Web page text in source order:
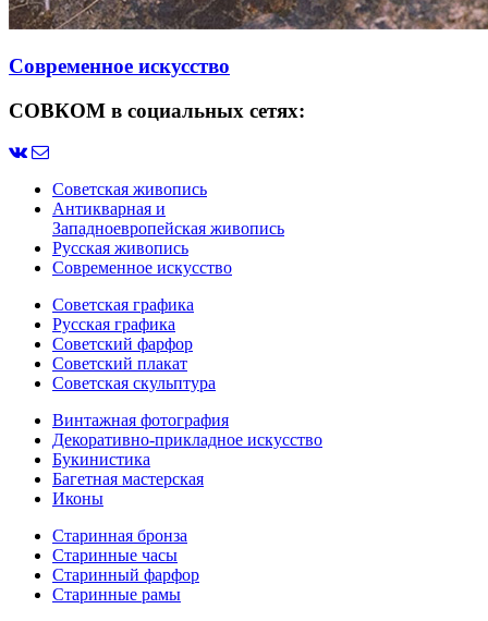
Современное искусство
СОВКОМ в социальных сетях:
Советская живопись
Антикварная и
Западноевропейская живопись
Русская живопись
Современное искусство
Советская графика
Русская графика
Советский фарфор
Советский плакат
Советская скульптура
Винтажная фотография
Декоративно-прикладное искусство
Букинистика
Багетная мастерская
Иконы
Старинная бронза
Старинные часы
Старинный фарфор
Старинные рамы